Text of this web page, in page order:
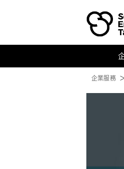
前往
企業服務